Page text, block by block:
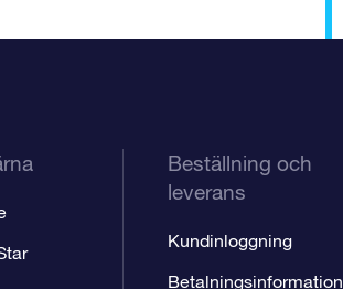
Beställning och
leverans
Kundinloggning
Betalningsinformation